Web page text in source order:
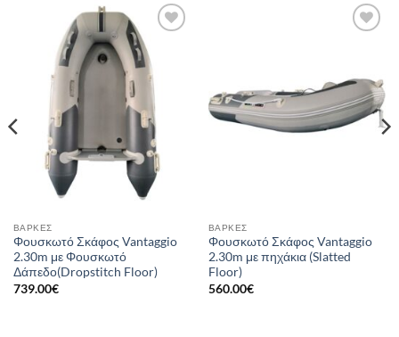
wishlist
ΒΆΡΚΕΣ
Φουσκωτό Σκάφος Vantaggio
2.30m με Φουσκωτό
Δάπεδο(Dropstitch Floor)
739.00€
ΒΆΡΚΕΣ
Φουσκωτό Σκάφος Vantaggio
2.30m με πηχάκια (Slatted
Floor)
560.00€